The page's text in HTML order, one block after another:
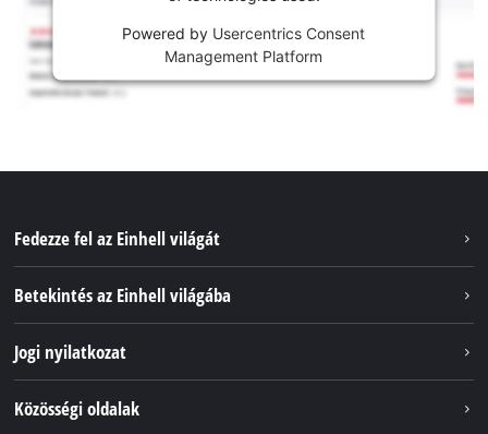
Powered by Usercentrics Consent
Management Platform
Fedezze fel az Einhell világát
Betekintés az Einhell világába
Az Einhell világszerte
Jogi nyilatkozat
Közösségi oldalak